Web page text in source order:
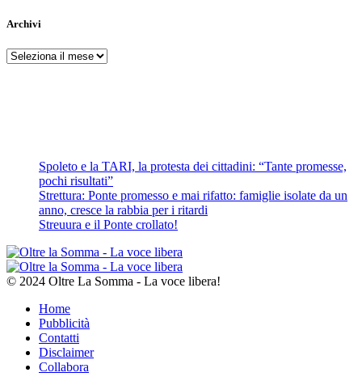
Archivi
Archivi
Spoleto e la TARI, la protesta dei cittadini: “Tante promesse,
pochi risultati”
Strettura: Ponte promesso e mai rifatto: famiglie isolate da un
anno, cresce la rabbia per i ritardi
Streuura e il Ponte crollato!
© 2024 Oltre La Somma - La voce libera!
Home
Pubblicità
Contatti
Disclaimer
Collabora